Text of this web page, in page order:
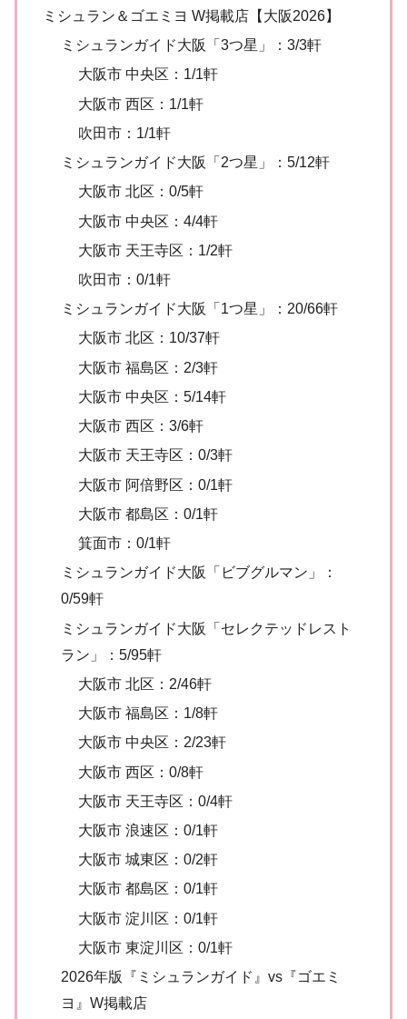
ミシュラン＆ゴエミヨ W掲載店【大阪2026】
ミシュランガイド大阪「3つ星」：3/3軒
大阪市 中央区：1/1軒
大阪市 西区：1/1軒
吹田市：1/1軒
ミシュランガイド大阪「2つ星」：5/12軒
大阪市 北区：0/5軒
大阪市 中央区：4/4軒
大阪市 天王寺区：1/2軒
吹田市：0/1軒
ミシュランガイド大阪「1つ星」：20/66軒
大阪市 北区：10/37軒
大阪市 福島区：2/3軒
大阪市 中央区：5/14軒
大阪市 西区：3/6軒
大阪市 天王寺区：0/3軒
大阪市 阿倍野区：0/1軒
大阪市 都島区：0/1軒
箕面市：0/1軒
ミシュランガイド大阪「ビブグルマン」：
0/59軒
ミシュランガイド大阪「セレクテッドレスト
ラン」：5/95軒
大阪市 北区：2/46軒
大阪市 福島区：1/8軒
大阪市 中央区：2/23軒
大阪市 西区：0/8軒
大阪市 天王寺区：0/4軒
大阪市 浪速区：0/1軒
大阪市 城東区：0/2軒
大阪市 都島区：0/1軒
大阪市 淀川区：0/1軒
大阪市 東淀川区：0/1軒
2026年版『ミシュランガイド』vs『ゴエミ
ヨ』W掲載店